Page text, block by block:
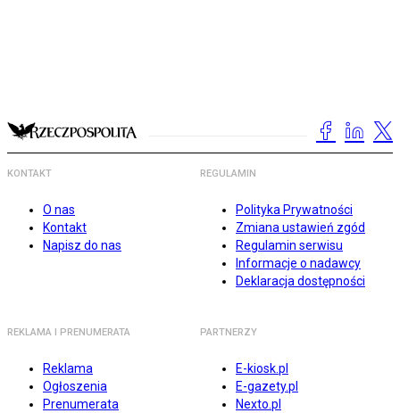
KONTAKT
O nas
Kontakt
Napisz do nas
REGULAMIN
Polityka Prywatności
Zmiana ustawień zgód
Regulamin serwisu
Informacje o nadawcy
Deklaracja dostępności
REKLAMA I PRENUMERATA
Reklama
Ogłoszenia
Prenumerata
PARTNERZY
E-kiosk.pl
E-gazety.pl
Nexto.pl